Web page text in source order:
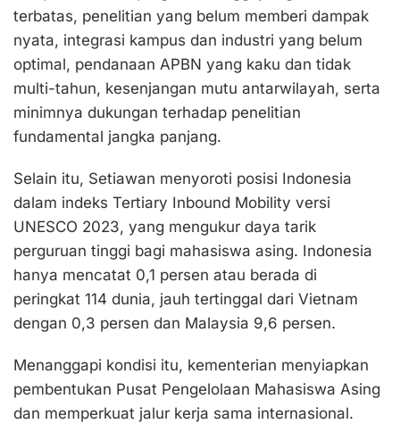
terbatas, penelitian yang belum memberi dampak
nyata, integrasi kampus dan industri yang belum
optimal, pendanaan APBN yang kaku dan tidak
multi-tahun, kesenjangan mutu antarwilayah, serta
minimnya dukungan terhadap penelitian
fundamental jangka panjang.
Selain itu, Setiawan menyoroti posisi Indonesia
dalam indeks Tertiary Inbound Mobility versi
UNESCO 2023, yang mengukur daya tarik
perguruan tinggi bagi mahasiswa asing. Indonesia
hanya mencatat 0,1 persen atau berada di
peringkat 114 dunia, jauh tertinggal dari Vietnam
dengan 0,3 persen dan Malaysia 9,6 persen.
Menanggapi kondisi itu, kementerian menyiapkan
pembentukan Pusat Pengelolaan Mahasiswa Asing
dan memperkuat jalur kerja sama internasional.